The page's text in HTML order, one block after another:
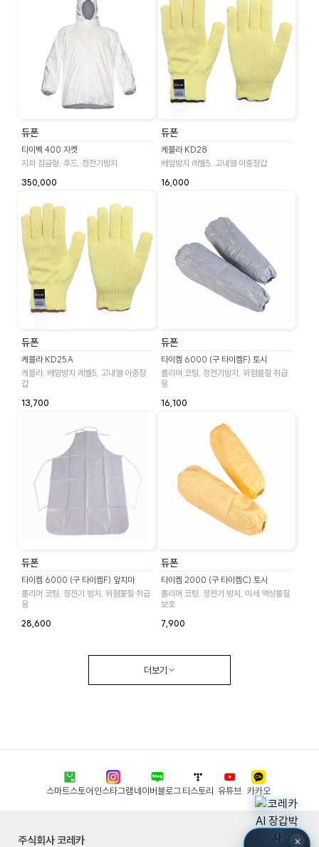
×
듀폰
타이벡 400 자켓
지퍼 잠금형, 후드, 정전기방지
350,000
듀폰
케블라 KD28
베임방지 레벨5, 고내열 이중장갑
16,000
듀폰
케블라 KD25A
케블라, 베임방지 레벨5, 고내열 이중장
갑
13,700
듀폰
타이켐 6000 (구 타이켐F) 토시
폴리머 코팅, 정전기방지, 위험물질 취급
용
16,100
듀폰
타이켐 6000 (구 타이켐F) 앞치마
폴리머 코팅, 정전기 방지, 위험물질 취급
용
28,600
듀폰
타이켐 2000 (구 타이켐C) 토시
폴리머 코팅, 정전기 방지, 미세 액상물질
보호
7,900
더보기
스마트스토어인스타그램네이버블로그티스토리 유튜브 카카오
주식회사 코레카